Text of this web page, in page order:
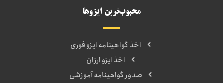
محبوب‌ترین ایزوها
اخذ گواهینامه ایزو فوری
اخذ ایزو ارزان
صدور گواهینامه آموزشی